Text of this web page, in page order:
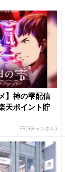
】神の雫配信
天ポイント貯
PR(Rチャンネル)